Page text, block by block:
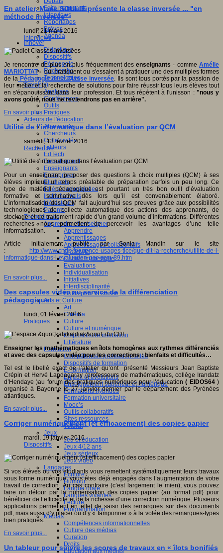
Faits marquants
Interviews
Reportages
Brèves
Agenda
Innover
Didactique
Dispositifs
Pédagogie
Recherche
Technologies
Savoir(s)
Analyses
Conférences
Outils
Pratiques
Acteurs de l'éducation
Animateurs
Chercheurs
Collectivités
Editeurs
EdTech
Encadrement
Enseignants
Entreprises
Etudiants
Filières industrielles
Institutionnels
Médiateurs
Parents
Thématiques
Apprendre et enseigner
Apprendre
Apprentissages
Apprentissages collaboratifs
Créativité
Culture numérique
Evaluations
Individualisation
Initiatives
Interdisciplinarité
Outils pour la classe
Arts et Culture
Art
Cinéma
Culture
Culture et numérique
Dispositifs de médiation
Littérature
Formation
Compétences professionnelles
Dispositifs de formation
E- formation
Enjeux et évolutions
Enseignement supérieur et numérique
Formations hybrides
Formation universitaire
Mooc’s
Outils collaboratifs
Sites ressources
Tutorat
Jeux
Jeu et éducation
Jeux 4/12 ans
Jeux sérieux
Jeux vidéo
Langages
Ecriture
Humour
Langue orale
Langues vivantes
Lecture
Programmation
Médias
Compétences informationnelles
Culture des médias
Curation
Droits
Education aux médias
En atelier, Marie SOULIE présente la classe inversée ... "en
méthode inversée"
lundi, 21 mars 2016
Interviews
Je rencontre de plus en plus fréquemment desenseignants - commeAmélie
MARIOTTAT- qui pratiquent ou s'essaient à pratiquer une des multiples formes
de laPédagogie de la Classe inversée. Ils sont tous portés par la passion de
leur métier et la recherche de solutions pour faire réussir tous leurs élèves tout
en s'épanouissant dans leur profession. Et tous répètent à l'unisson :"nous y
avons goûté, nous ne reviendrons pas en arrière".
En savoir plus...
Utilité de l’informatique dans l’évaluation par QCM
samedi, 13 février 2016
Recherche
Pour un enseignant, proposer des questions à choix multiples (QCM) à ses
élèves implique un temps préalable de préparation parfois un peu long. Ce
type de matériel pédagogique est pourtant un très bon outil d’évaluation
formative et sommative dès lors qu’il est convenablement élaboré.
L’informatisation des QCM fait aujourd’hui ses preuves grâce aux possibilités
technologiques de collecte automatique des actions des apprenants, de
stockage et de traitement rapide d’un grand volume d’informations. Différentes
recherches nous permettent de percevoir les avantages d’une telle
informatisation.
Article initialement publié par Sonia Mandin sur le site
:
http://www.cndp.fr/agence-usages-tice/que-dit-la-recherche/utilite-de-l-
informatique-dans-l-evaluation-par-qcm-89.htm
En savoir plus...
Des capsules vidéo au service de la différenciation
pédagogique
lundi, 01 février 2016
Pratiques
Enseigner les mathématiques en îlots homogènes aux rythmes différenciés
et avec des capsules vidéo pour les corrections : bienfaits et difficultés…
Tel est le libellé exact de l’atelier qu’ont présenté Messieurs Jean Baptiste
Crépin et Hervé Landagaray (professeurs de mathématiques, collège Irandatz
d’Hendaye )au forum des pratiques numériques pour l’éducation( EIDOS64)
organisé à Bayonne le 27 janvier dernier par le département des Pyrénées
atlantiques.
En savoir plus...
Corriger numériquement (et efficacement) des copies papier
mardi, 19 janvier 2016
Dispositifs
Si vos élèves ou vos étudiants vous remettent systématiquement leurs travaux
sous forme numérique, vous êtes déjà engagés dans l’augmentation de votre
travail de correction. Au cas contraire (c’est largement le mien), vous pouvez
faire un détour par la numérisation des copies papier (au format pdf) pour
bénéficier de l’efficacité et de la richesse d’une correction numérique. Plusieurs
applications permettent en effet de saisir des remarques sur des documents
pdf, mais aussi d’y placer ou d’y « tamponner » à la volée des remarques-types
bien pratiques.
En savoir plus...
Un tableur pour suivre les scores de travaux en « îlots bonifiés